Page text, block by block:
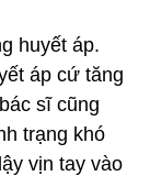
huyết áp.
áp cứ tăng
sĩ cũng
trạng khó
vịn tay vào